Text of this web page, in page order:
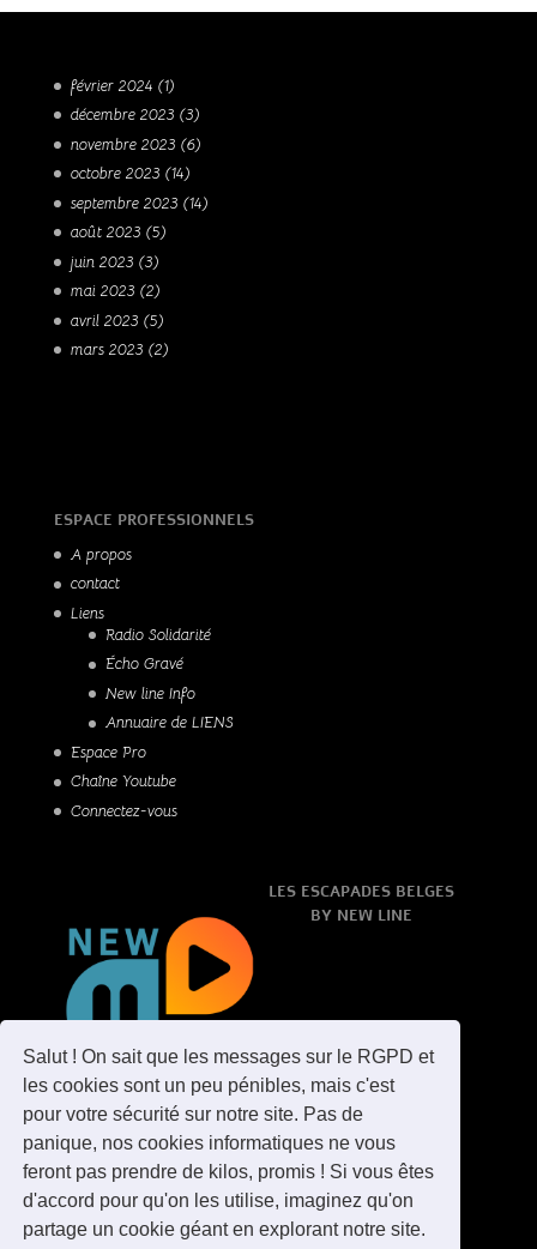
Salut ! On sait que les messages sur le RGPD et
les cookies sont un peu pénibles, mais c'est
pour votre sécurité sur notre site. Pas de
panique, nos cookies informatiques ne vous
feront pas prendre de kilos, promis ! Si vous êtes
d'accord pour qu'on les utilise, imaginez qu'on
partage un cookie géant en explorant notre site.
février 2024 (1)
décembre 2023 (3)
novembre 2023 (6)
octobre 2023 (14)
septembre 2023 (14)
août 2023 (5)
juin 2023 (3)
mai 2023 (2)
avril 2023 (5)
mars 2023 (2)
ESPACE PROFESSIONNELS
A propos
contact
Liens
Radio Solidarité
Écho Gravé
New line Info
Annuaire de LIENS
Espace Pro
Chaîne Youtube
Connectez-vous
LES ESCAPADES BELGES
BY NEW LINE